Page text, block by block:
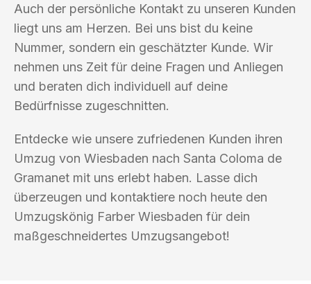
Auch der persönliche Kontakt zu unseren Kunden
liegt uns am Herzen. Bei uns bist du keine
Nummer, sondern ein geschätzter Kunde. Wir
nehmen uns Zeit für deine Fragen und Anliegen
und beraten dich individuell auf deine
Bedürfnisse zugeschnitten.
Entdecke wie unsere zufriedenen Kunden ihren
Umzug von Wiesbaden nach Santa Coloma de
Gramanet mit uns erlebt haben. Lasse dich
überzeugen und kontaktiere noch heute den
Umzugskönig Farber Wiesbaden für dein
maßgeschneidertes Umzugsangebot!